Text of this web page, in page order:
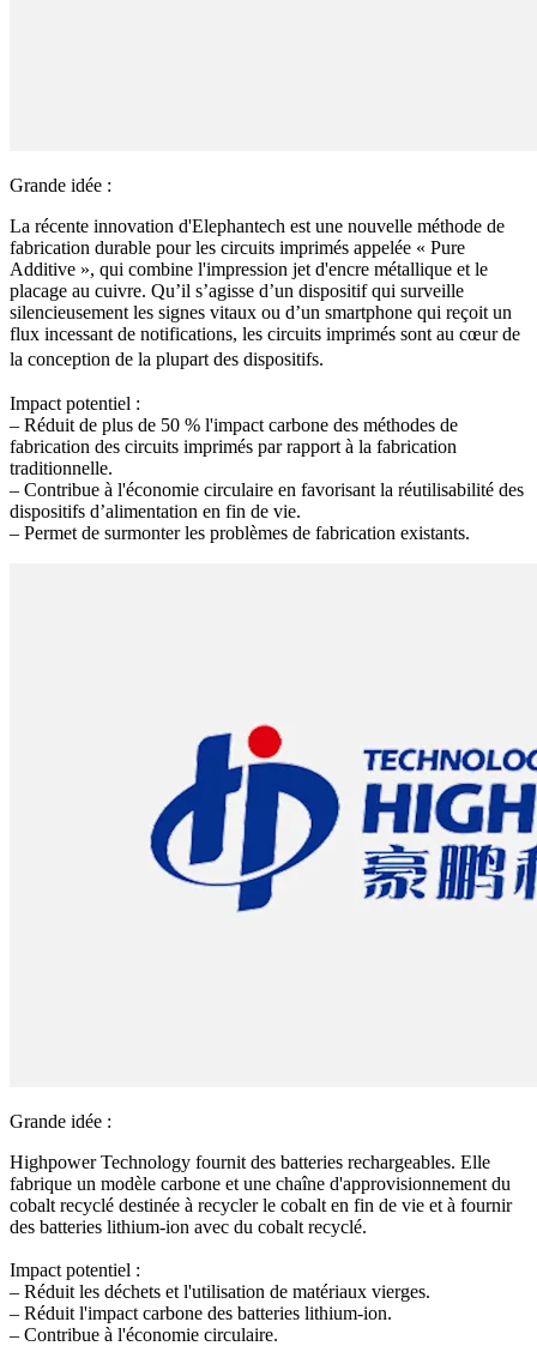
Grande idée :
La récente innovation d'Elephantech est une nouvelle méthode de
fabrication durable pour les circuits imprimés appelée « Pure
Additive », qui combine l'impression jet d'encre métallique et le
placage au cuivre. Qu’il s’agisse d’un dispositif qui surveille
silencieusement les signes vitaux ou d’un smartphone qui reçoit un
flux incessant de notifications, les circuits imprimés sont au cœur de
la conception de la plupart des dispositifs.
Impact potentiel :
– Réduit de plus de 50 % l'impact carbone des méthodes de
fabrication des circuits imprimés par rapport à la fabrication
traditionnelle.
– Contribue à l'économie circulaire en favorisant la réutilisabilité des
dispositifs d’alimentation en fin de vie.
– Permet de surmonter les problèmes de fabrication existants.
Grande idée :
Highpower Technology fournit des batteries rechargeables. Elle
fabrique un modèle carbone et une chaîne d'approvisionnement du
cobalt recyclé destinée à recycler le cobalt en fin de vie et à fournir
des batteries lithium-ion avec du cobalt recyclé.
Impact potentiel :
– Réduit les déchets et l'utilisation de matériaux vierges.
– Réduit l'impact carbone des batteries lithium-ion.
– Contribue à l'économie circulaire.